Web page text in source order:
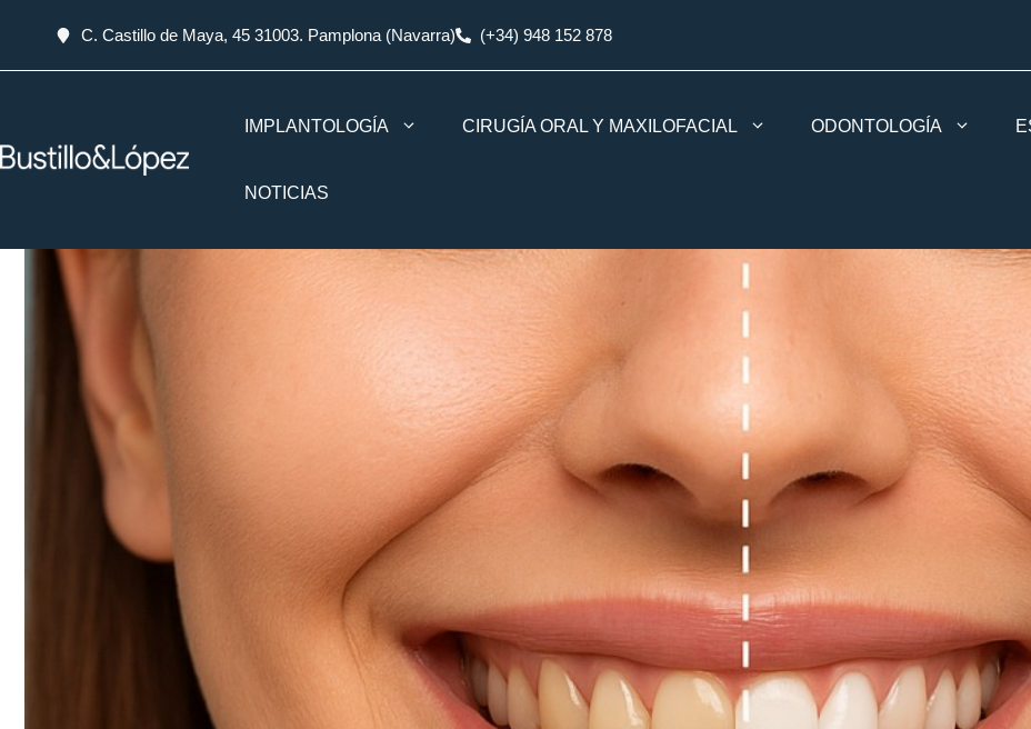
C. Castillo de Maya, 45 31003. Pamplona (Navarra) (+34) 948 152 878
IMPLANTOLOGÍA CIRUGÍA ORAL Y MAXILOFACIAL ODONTOLOGÍA
NOTICIAS